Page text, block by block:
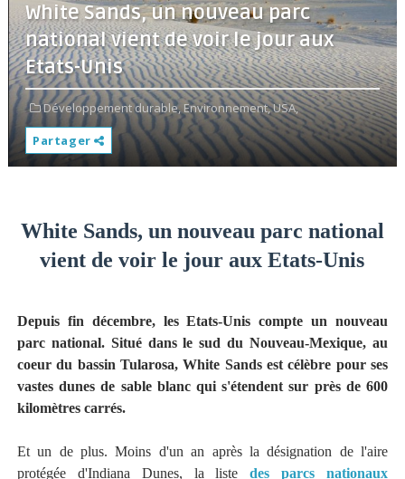
White Sands, un nouveau parc
national vient de voir le jour aux
Etats-Unis
Développement durable,Environnement,USA,
Partager
White Sands, un nouveau parc national
vient de voir le jour aux Etats-Unis
Depuis fin décembre, les Etats-Unis compte un nouveau
parc national. Situé dans le sud du Nouveau-Mexique, au
coeur du bassin Tularosa, White Sands est célèbre pour ses
vastes dunes de sable blanc qui s'étendent sur près de 600
kilomètres carrés.
Et un de plus. Moins d'un an après la désignation de l'aire
protégée d'Indiana Dunes, la listedes parcs nationaux